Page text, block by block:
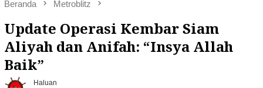
Beranda Metroblitz
Update Operasi Kembar Siam
Aliyah dan Anifah: “Insya Allah
Baik”
Haluan